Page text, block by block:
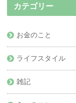
カテゴリー
お金のこと
ライフスタイル
雑記